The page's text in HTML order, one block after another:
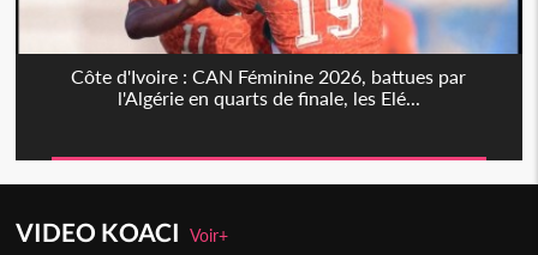
Côte d'Ivoire : CAN Féminine 2026, battues par
l'Algérie en quarts de finale, les Elé...
VIDEO KOACIVoir+